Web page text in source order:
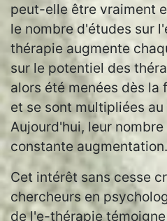
peut-elle être vraiment
le nombre d'études sur
thérapie augmente
sur le potentiel des
alors été menées dès la
et se sont multipliées
Aujourd'hui, leur
constante augmentation.
Cet intérêt sans cesse
chercheurs en
de l'e-thérapie